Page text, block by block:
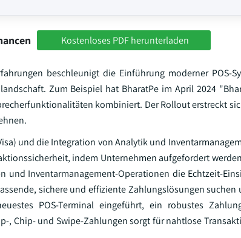
Kostenloses PDF herunterladen
beschleunigt die Einführung moderner POS-
Zum Beispiel hat BharatPe im April 2024
kombiniert. Der Rollout erstreckt
und die Integration von Analytik und
indem Unternehmen aufgefordert
und Inventarmanagement-Operationen die Echtzeit-
sichere und effiziente Zahlungslösungen suchen
POS-Terminal eingeführt, ein robustes
, Chip- und Swipe-Zahlungen sorgt für nahtlose